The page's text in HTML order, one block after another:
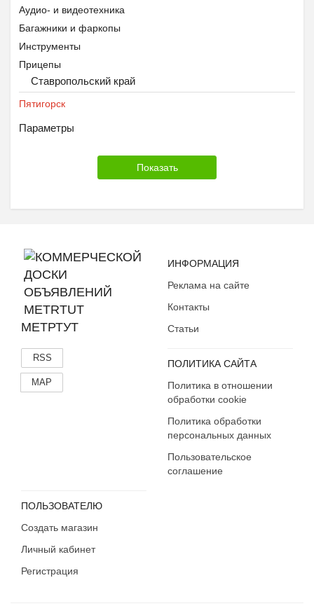
Аудио- и видеотехника
Багажники и фаркопы
Инструменты
Прицепы
Противоугонные устройства
Тюнинг
Экипировка
Ставропольский край
Пятигорск
Параметры
МЕТРТУТ
RSS
MAP
ИНФОРМАЦИЯ
Реклама на сайте
Контакты
Статьи
ПОЛИТИКА САЙТА
Политика в отношении
обработки cookie
Политика обработки
персональных данных
Пользовательское
соглашение
ПОЛЬЗОВАТЕЛЮ
Создать магазин
Личный кабинет
Регистрация